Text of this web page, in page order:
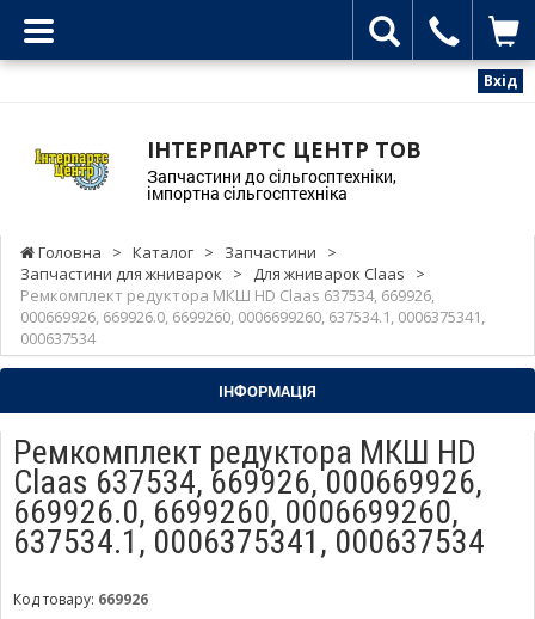
Вхід
ІНТЕРПАРТС ЦЕНТР ТОВ
Запчастини до сільгосптехніки,
імпортна сільгосптехніка
Головна > Каталог > Запчастини
>
Запчастини для жниварок
> Для жниварок Claas
>
Ремкомплект редуктора МКШ HD Claas 637534, 669926,
000669926, 669926.0, 6699260, 0006699260, 637534.1, 0006375341,
000637534
ІНФОРМАЦІЯ
Ремкомплект редуктора МКШ HD
Claas 637534, 669926, 000669926,
669926.0, 6699260, 0006699260,
637534.1, 0006375341, 000637534
Код товару: 669926